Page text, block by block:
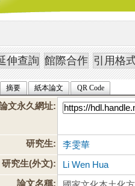
摘要 紙本論文 QR Code
文永久網址:
研究生:
李雯華
研究生(外文):
Li Wen Hua
論文名稱: